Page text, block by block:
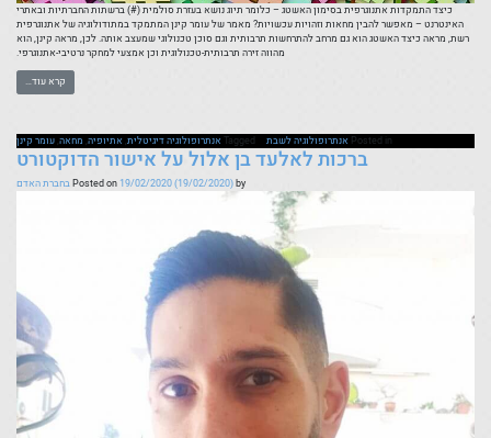
כיצד התמקדות אתנוגרפית בסימון האשטג – כלומר תיוג נושא בעזרת סולמית (#) ברשתות החברתיות ובאתרי
האינטרנט – מאפשר להבין מחאות וזהויות עכשויות? מאמר של עומר קינן המתמקד במתודולוגיה של אתנוגרפית
רשת, מראה כיצד האשטג הוא גם מרחב להתרחשות תרבותית וגם סוכן טכנולוגי שמעצב אותה. לכן, מראה קינן, הוא
מהווה זירה תרבותית-טכנולוגית וכן אמצעי למחקר נרטיבי-אתנוגרפי.
קרא עוד…
Posted in אנתרופולוגיה לשבת Taggedאנתרופולוגיה דיגיטלית,אתיופיה, מחאה,עומר קינן
ברכות לאלעד בן אלול על אישור הדוקטורט
Posted on19/02/2020(19/02/2020)by בחברת האדם